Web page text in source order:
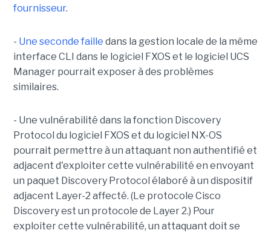
fournisseur.
- Une seconde faille dans la gestion locale de la même
interface CLI dans le logiciel FXOS et le logiciel UCS
Manager pourrait exposer à des problèmes
similaires.
- Une vulnérabilité dans la fonction Discovery
Protocol du logiciel FXOS et du logiciel NX-OS
pourrait permettre à un attaquant non authentifié et
adjacent d'exploiter cette vulnérabilité en envoyant
un paquet Discovery Protocol élaboré à un dispositif
adjacent Layer-2 affecté. (Le protocole Cisco
Discovery est un protocole de Layer 2.) Pour
exploiter cette vulnérabilité, un attaquant doit se